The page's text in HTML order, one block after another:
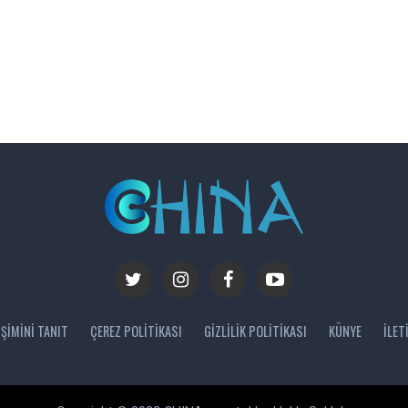
TANIT ÇEREZ POLITIKASI GIZLILIK POLITIKASI KÜNYE